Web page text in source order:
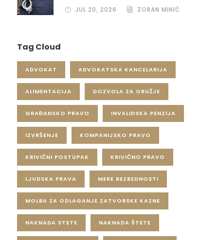
JUL 20, 2026 ZORAN MINIĆ
Tag Cloud
ADVOKAT ADVOKATSKA KANCELARIJA
ALIMENTACIJA DOZVOLA ZA ORUŽJE
GRAĐANSKO PRAVO INVALIDSKA PENZIJA
IZVRŠENJE KOMPANIJSKO PRAVO
KRIVIČNI POSTUPAK KRIVIČNO PRAVO
LJUDSKA PRAVA MERE BEZBEDNOSTI
MOLBA ZA ODLAGANJE ZATVORSKE KAZNE
NAKNADA STETE NAKNADA ŠTETE